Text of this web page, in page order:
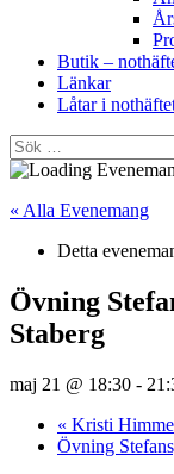
Butik –
Länkar
Låtar i
Sök
efter:
« Alla Evenemang
Detta
Övning
Staberg
maj 21 @ 18:30 -
« Kristi
Övning